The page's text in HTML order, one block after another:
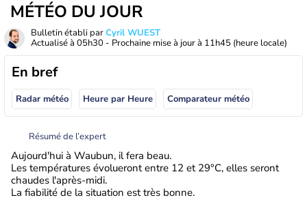
MÉTÉO DU JOUR
Bulletin établi parCyril WUEST
Actualisé à 05h30 - Prochaine mise à jour à 11h45 (heure locale)
En bref
Radar météo Heure par Heure Comparateur météo
Résumé de l’expert
Aujourd'hui à Waubun, il fera beau.
Les températures évolueront entre 12 et 29°C, elles seront
chaudes l'après-midi.
La fiabilité de la situation est très bonne.